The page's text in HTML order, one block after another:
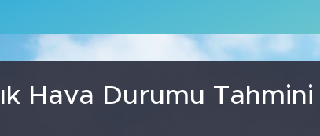
BİST100
Hava Durumu Tahmini